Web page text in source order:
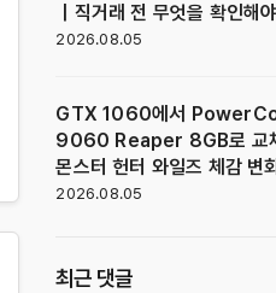
｜직거래 전 무엇을 확인해
2026.08.05
GTX 1060에서
9060 Reaper 8GB로 교
몬스터 헌터 와일즈 체감 변
2026.08.05
최근 댓글